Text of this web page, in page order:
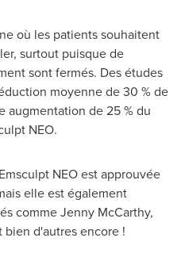
où les patients souhaitent
surtout puisque de
sont fermés. Des études
moyenne de 30 % de
augmentation de 25 % du
NEO.
NEO est approuvée
elle est également
commeJenny McCarthy,
bien d'autres encore !